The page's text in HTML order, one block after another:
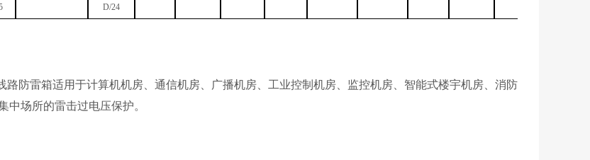
D/24
路防雷箱适用于计算机机房、通信机房、广播机房、工业控制机房、监控机房、智能式楼宇机房、消防
中场所的雷击过电压保护。